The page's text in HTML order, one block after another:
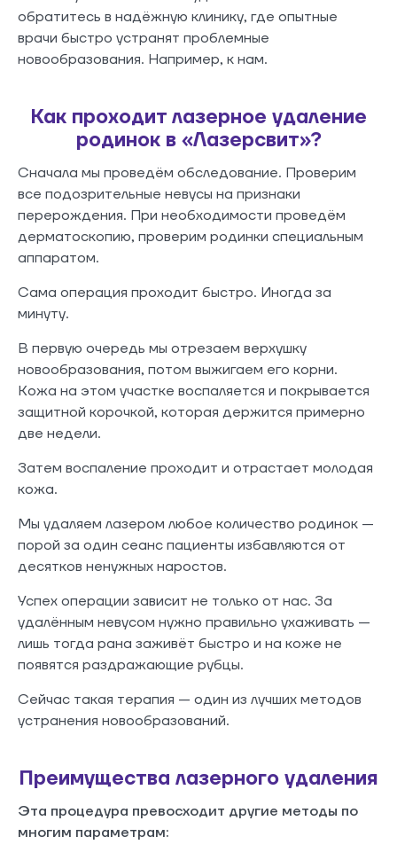
обратитесь в надёжную клинику, где опытные
врачи быстро устранят проблемные
новообразования. Например, к нам.
Как проходит лазерное удаление
родинок в «Лазерсвит»?
Сначала мы проведём обследование. Проверим
все подозрительные невусы на признаки
перерождения. При необходимости проведём
дерматоскопию, проверим родинки специальным
аппаратом.
Сама операция проходит быстро. Иногда за
минуту.
В первую очередь мы отрезаем верхушку
новообразования, потом выжигаем его корни.
Кожа на этом участке воспаляется и покрывается
защитной корочкой, которая держится примерно
две недели.
Затем воспаление проходит и отрастает молодая
кожа.
Мы удаляем лазером любое количество родинок —
порой за один сеанс пациенты избавляются от
десятков ненужных наростов.
Успех операции зависит не только от нас. За
удалённым невусом нужно правильно ухаживать —
лишь тогда рана заживёт быстро и на коже не
появятся раздражающие рубцы.
Сейчас такая терапия — один из лучших методов
устранения новообразований.
Преимущества лазерного удаления
Эта процедура превосходит другие методы по
многим параметрам: